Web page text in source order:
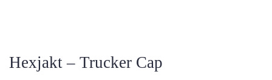
Hexjakt – Trucker Cap